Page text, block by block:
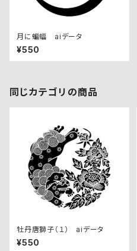
月に蝙蝠 aiデータ
¥550
同じカテゴリの商品
牡丹唐獅子（１） aiデータ
¥550